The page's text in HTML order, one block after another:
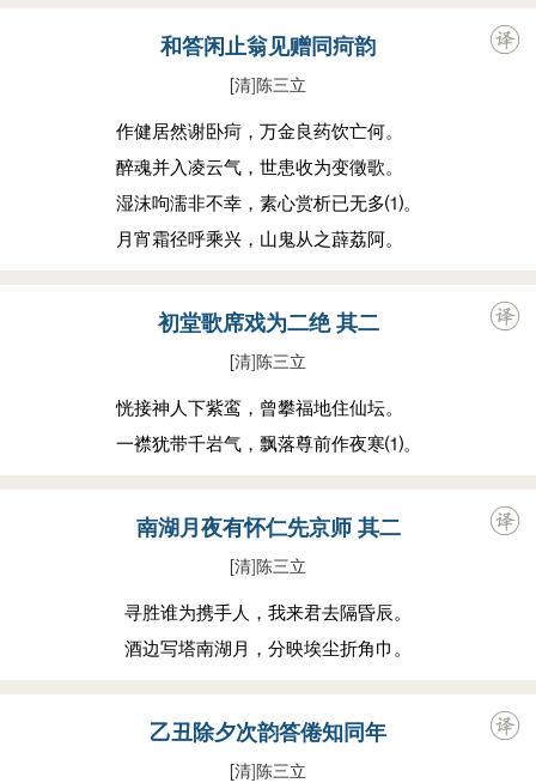
和答闲止翁见赠同疴韵
[清]陈三立
作健居然谢卧疴，万金良药饮亡何。
醉魂并入凌云气，世患收为变徵歌。
湿沫呴濡非不幸，素心赏析已无多⑴。
月宵霜径呼乘兴，山鬼从之薜荔阿。
初堂歌席戏为二绝 其二
[清]陈三立
恍接神人下紫鸾，曾攀福地住仙坛。
一襟犹带千岩气，飘落尊前作夜寒⑴。
南湖月夜有怀仁先京师 其二
[清]陈三立
寻胜谁为携手人，我来君去隔昏辰。
酒边写塔南湖月，分映埃尘折角巾。
乙丑除夕次韵答倦知同年
[清]陈三立